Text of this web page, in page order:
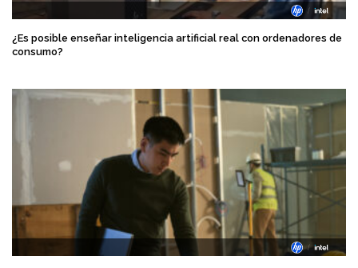
¿Es posible enseñar inteligencia artificial real con ordenadores de
consumo?